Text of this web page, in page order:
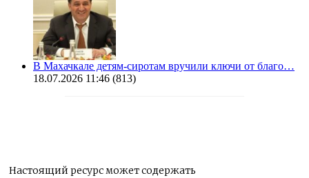
В Махачкале детям-сиротам вручили ключи от благо…
18.07.2026 11:46 (813)
Настоящий ресурс может содержать